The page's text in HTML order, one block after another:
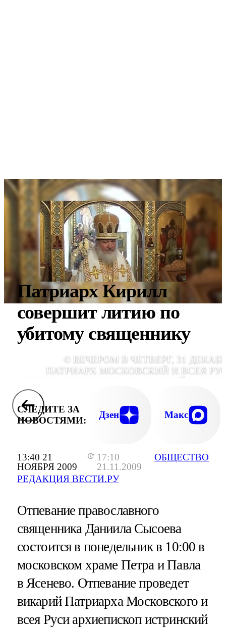
13:40 21
НОЯБРЯ 2009
17:10
21.11.2009
РЕДАКЦИЯ ВЕСТИ.РУ
ОБЩЕСТВО
Патриарх Кирилл
совершит литию по
убитому священнику
© ВЕЧЕРОМ В ЧЕТВЕРГ, 31
ПАТРИАРХ МОСКОВСКИЙ И ВСЕЯ
КИРИЛЛ СОВЕРШИТ НОВОГОДНИЙ
СЛЕДИТЕ ЗА
НОВОСТЯМИ:
Дзен Макс
Отпевание православного
священника Даниила Сысоева
состоится в понедельник в 10:00 в
московском храме Петра и Павла
в Ясенево. Отпевание проведет
викарий Патриарха Московского и
всея Руси архиепископ истринский